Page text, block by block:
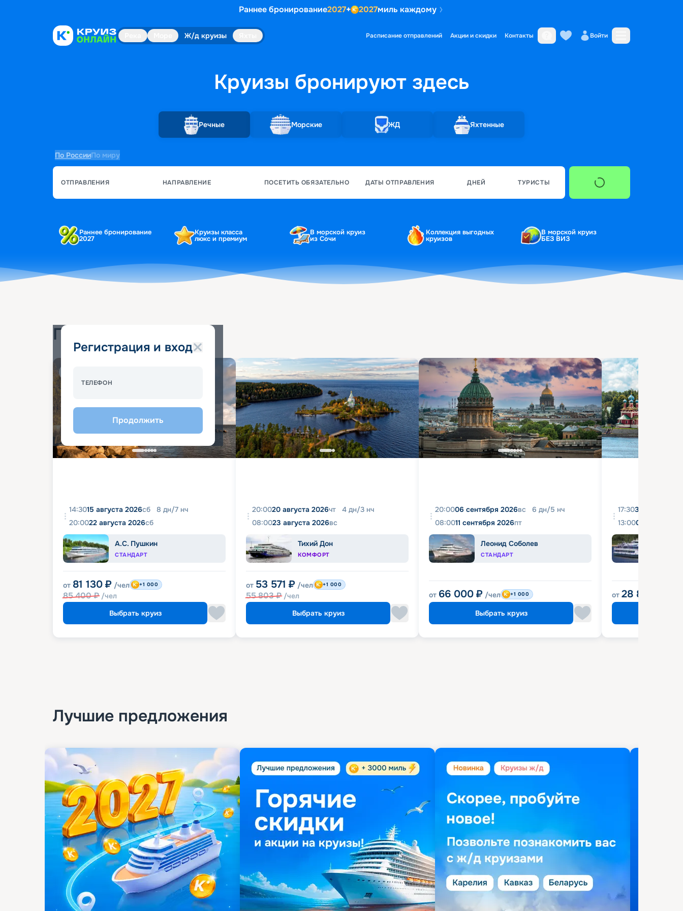
Раннее бронирование2027+ 2027миль каждому
Ж/д круизы Расписание отправлений Акции и скидки Контакты Войти
Круизы бронируютздесь
Речные Морские ЖД Яхтенные
По РоссииПо миру
ОТПРАВЛЕНИЯ НАПРАВЛЕНИЕ ПОСЕТИТЬ ОБЯЗАТЕЛЬНО ДАТЫ ОТПРАВЛЕНИЯ ДНЕЙ ТУРИСТЫ
Раннее бронирование
2027
Круизы класса
люкс и премиум
В морской круиз
из Сочи
Коллекция выгодных
круизов
В морской круиз
БЕЗ ВИЗ
Регистрация и вход
ТЕЛЕФОН
Продолжить
Популярные круизы
14:3015 августа 2026сб 8 дн/7 нч
20:0022 августа 2026сб
А.С. Пушкин
СТАНДАРТ
от 81 130 ₽ /чел
85 400₽ /чел
+1 000
Выбрать круиз
20:0020 августа 2026чт 4 дн/3 нч
08:0023 августа 2026вс
Тихий Дон
КОМФОРТ
от 53 571 ₽ /чел
55 803₽ /чел
+1 000
Выбрать круиз
20:0006 сентября 2026вс 6 дн/5 нч
08:0011 сентября 2026пт
Леонид Соболев
СТАНДАРТ
от 66 000 ₽ /чел +1 000
Выбрать круиз
17:3031 августа
13:0004 сентября
от 28 800
Лучшие предложения